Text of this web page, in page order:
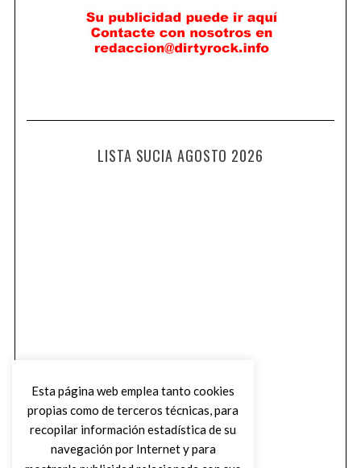
LISTA SUCIA AGOSTO 2026
Esta página web emplea tanto cookies
propias como de terceros técnicas, para
recopilar información estadística de su
navegación por Internet y para